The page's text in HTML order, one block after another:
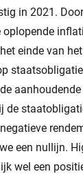
in 2021.
einde van
de
een nullijn.
wel een